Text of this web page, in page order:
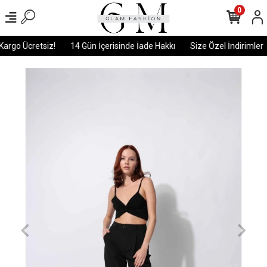
Ücretsiz! 14 Gün İçerisinde İade Hakkı Size Özel İndirimler
0